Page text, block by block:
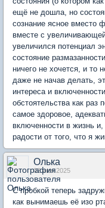
ещё не дошла, но
сознание ясное вместо
вместе с
увеличился потенциал
состояние
ничего не хочется, и то
даже не начав делать,
интереса и
обстоятельства как раз
самое здоровое,
включенности в жизнь
радости от того, что я
Олька
02 июн 2025
С пробкой теперь
как вынимаешь её изо